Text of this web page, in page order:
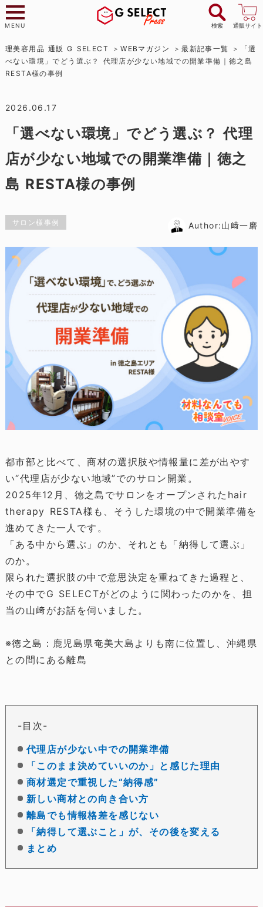
MENU 検索 通販サイト
理美容用品 通販 G SELECT WEBマガジン 最新記事一覧
「選
べない環境」でどう選ぶ？ 代理店が少ない地域での開業準備｜徳之島
RESTA様の事例
2026.06.17
「選べない環境」でどう選ぶ？ 代理
店が少ない地域での開業準備｜徳之
島 RESTA様の事例
サロン様事例 Author:山﨑一磨
都市部と比べて、商材の選択肢や情報量に差が出やす
い“代理店が少ない地域”でのサロン開業。
2025年12月、徳之島でサロンをオープンされたhair
therapy RESTA様も、そうした環境の中で開業準備を
進めてきた一人です。
「ある中から選ぶ」のか、それとも「納得して選ぶ」
のか。
限られた選択肢の中で意思決定を重ねてきた過程と、
その中でG SELECTがどのように関わったのかを、担
当の山﨑がお話を伺いました。
※徳之島：鹿児島県奄美大島よりも南に位置し、沖縄県
との間にある離島
目次
代理店が少ない中での開業準備
「このまま決めていいのか」と感じた理由
商材選定で重視した“納得感”
新しい商材との向き合い方
離島でも情報格差を感じない
「納得して選ぶこと」が、その後を変える
まとめ